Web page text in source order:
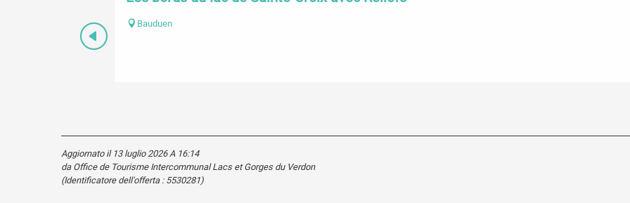
Bauduen
Aggiornato il 13 luglio 2026 A 16:14
da Office de Tourisme Intercommunal Lacs et Gorges du Verdon
(Identificatore dell'offerta : 5530281)